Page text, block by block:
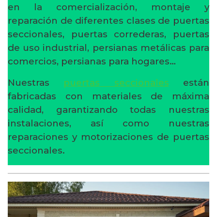
en la comercialización, montaje y
reparación de diferentes clases de puertas
seccionales, puertas correderas, puertas
de uso industrial, persianas metálicas para
comercios, persianas para hogares…
Nuestras puertas seccionales están
fabricadas con materiales de máxima
calidad, garantizando todas nuestras
instalaciones, así como nuestras
reparaciones y motorizaciones de puertas
seccionales.